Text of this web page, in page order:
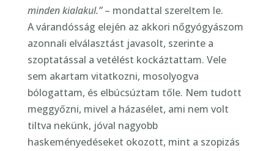
minden kialakul.”– mondattal szereltem le.
A várandósság elején az akkori nőgyógyászom
azonnali elválasztást javasolt, szerinte a
szoptatással a vetélést kockáztattam. Vele
sem akartam vitatkozni, mosolyogva
bólogattam, és elbúcsúztam tőle. Nem tudott
meggyőzni, mivel a házasélet, ami nem volt
tiltva nekünk, jóval nagyobb
haskeményedéseket okozott, mint a szopizás